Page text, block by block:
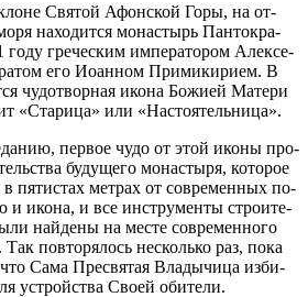
Свя­той Афон­ской Го­ры, на от­
на­хо­дит­ся мо­на­стырь Пан­то­кра­
го­ду гре­че­ским им­пе­ра­то­ром Алек­се­
его Иоан­ном При­ми­ки­ри­ем. В
чу­до­твор­ная ико­на Бо­жи­ей Ма­те­ри
«Ста­ри­ца» или «На­сто­я­тель­ни­ца».
пер­вое чу­до от этой ико­ны про­
бу­ду­ще­го мо­на­сты­ря, ко­то­рое
пя­ти­стах мет­рах от совре­мен­ных по­
и ико­на, и все ин­стру­мен­ты стро­и­те­
най­де­ны на ме­сте совре­мен­но­го
по­вто­ря­лось несколь­ко раз, по­ка
что Са­ма Пре­свя­тая Вла­ды­чи­ца из­би­
устрой­ства Сво­ей оби­те­ли.